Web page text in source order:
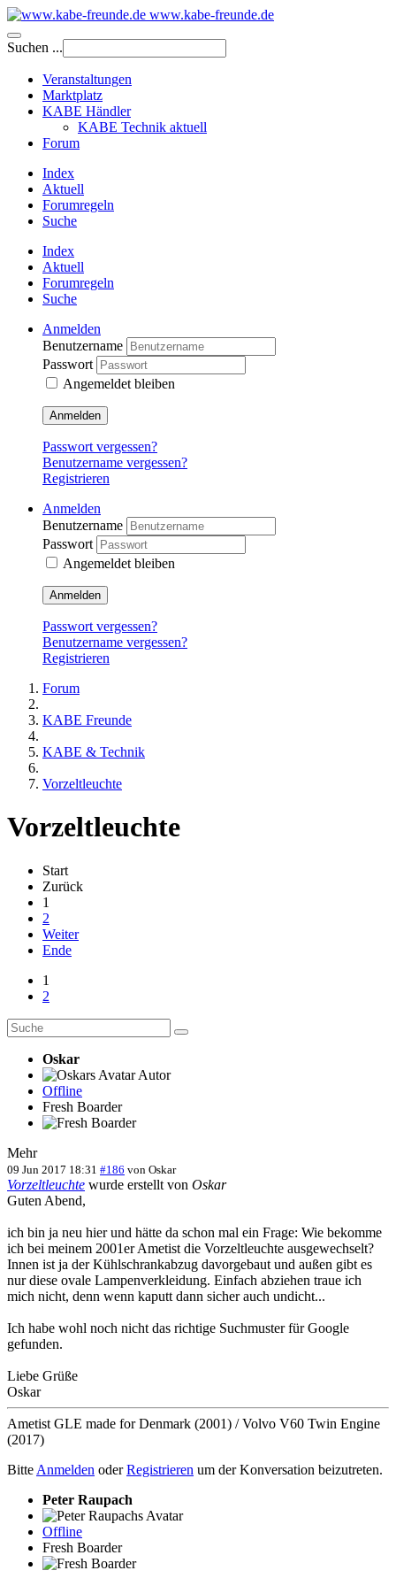
www.kabe-freunde.de
Suchen ...
Veranstaltungen
Marktplatz
KABE Händler
KABE Technik aktuell
Forum
Index
Aktuell
Forumregeln
Suche
Index
Aktuell
Forumregeln
Suche
Anmelden
Benutzername
Passwort
Angemeldet bleiben
Anmelden
Passwort vergessen?
Benutzername vergessen?
Registrieren
Anmelden
Benutzername
Passwort
Angemeldet bleiben
Anmelden
Passwort vergessen?
Benutzername vergessen?
Registrieren
Forum
KABE Freunde
KABE & Technik
Vorzeltleuchte
Vorzeltleuchte
Start
Zurück
1
2
Weiter
Ende
1
2
Oskar
Autor
Offline
Fresh Boarder
Mehr
09 Jun 2017 18:31 #186 von Oskar
Vorzeltleuchte wurde erstellt von Oskar
Guten Abend,
ich bin ja neu hier und hätte da schon mal ein Frage: Wie bekomme
ich bei meinem 2001er Ametist die Vorzeltleuchte ausgewechselt?
Innen ist ja der Kühlschrankabzug davorgebaut und außen gibt es
nur diese ovale Lampenverkleidung. Einfach abziehen traue ich
mich nicht, denn wenn kaputt dann sicher auch undicht...
Ich habe wohl noch nicht das richtige Suchmuster für Google
gefunden.
Liebe Grüße
Oskar
Ametist GLE made for Denmark (2001) / Volvo V60 Twin Engine
(2017)
Bitte Anmelden oderRegistrieren um der Konversation beizutreten.
Peter Raupach
Offline
Fresh Boarder